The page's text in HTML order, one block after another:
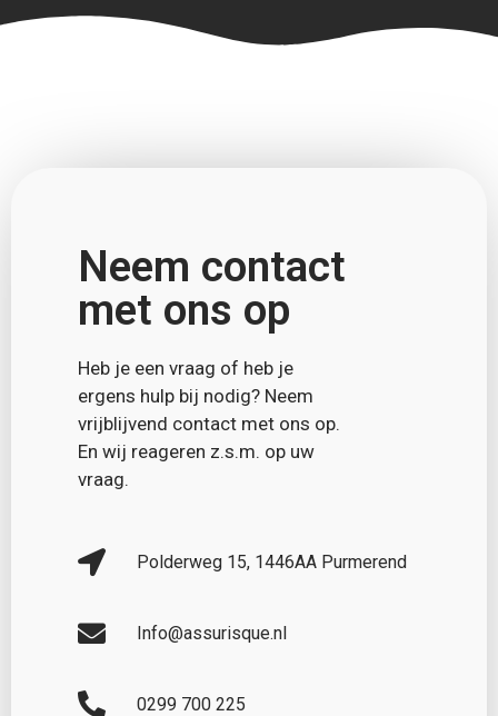
Neem contact
met ons op
Heb je een vraag of heb je
ergens hulp bij nodig? Neem
vrijblijvend contact met ons op.
En wij reageren z.s.m. op uw
vraag.
Polderweg 15, 1446AA Purmerend
Info@assurisque.nl
0299 700 225